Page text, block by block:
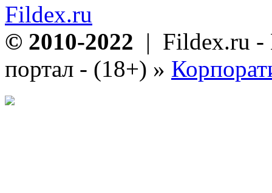
Fildex.ru
© 2010-2022 | Fildex.ru -
портал - (18+) »